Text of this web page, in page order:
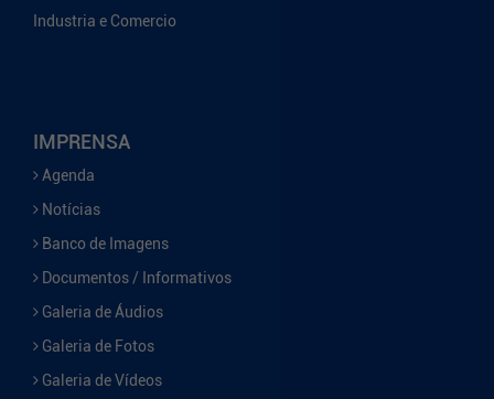
Industria e Comercio
IMPRENSA
Agenda
Notícias
Banco de Imagens
Documentos / Informativos
Galeria de Áudios
Galeria de Fotos
Galeria de Vídeos